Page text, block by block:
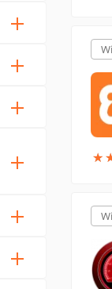
★
★